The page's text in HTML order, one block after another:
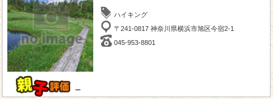
－
ハイキング
〒241-0817 神奈川県横浜市旭区今宿2-1
045-953-8801